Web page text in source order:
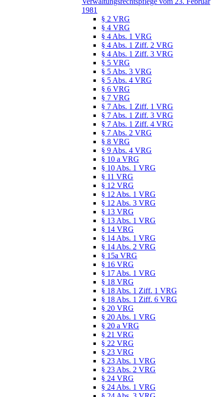
1981
§ 2 VRG
§ 4 VRG
§ 4 Abs. 1 VRG
§ 4 Abs. 1 Ziff. 2 VRG
§ 4 Abs. 1 Ziff. 3 VRG
§ 5 VRG
§ 5 Abs. 3 VRG
§ 5 Abs. 4 VRG
§ 6 VRG
§ 7 VRG
§ 7 Abs. 1 Ziff. 1 VRG
§ 7 Abs. 1 Ziff. 3 VRG
§ 7 Abs. 1 Ziff. 4 VRG
§ 7 Abs. 2 VRG
§ 8 VRG
§ 9 Abs. 4 VRG
§ 10 a VRG
§ 10 Abs. 1 VRG
§ 11 VRG
§ 12 VRG
§ 12 Abs. 1 VRG
§ 12 Abs. 3 VRG
§ 13 VRG
§ 13 Abs. 1 VRG
§ 14 VRG
§ 14 Abs. 1 VRG
§ 14 Abs. 2 VRG
§ 15a VRG
§ 16 VRG
§ 17 Abs. 1 VRG
§ 18 VRG
§ 18 Abs. 1 Ziff. 1 VRG
§ 18 Abs. 1 Ziff. 6 VRG
§ 20 VRG
§ 20 Abs. 1 VRG
§ 20 a VRG
§ 21 VRG
§ 22 VRG
§ 23 VRG
§ 23 Abs. 1 VRG
§ 23 Abs. 2 VRG
§ 24 VRG
§ 24 Abs. 1 VRG